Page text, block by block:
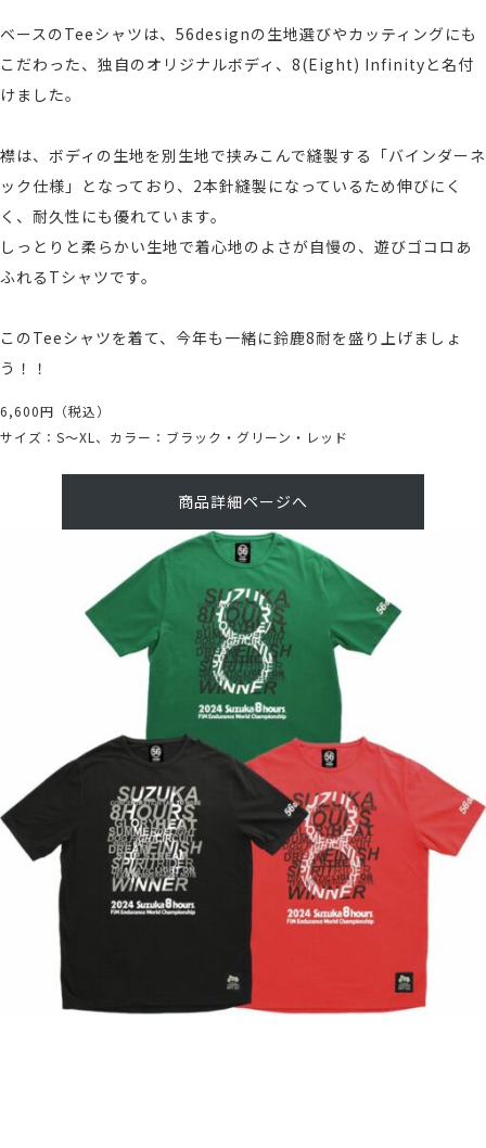
ベースのTeeシャツは、56designの生地選びやカッティングにも
こだわった、独自のオリジナルボディ、8(Eight) Infinityと名付
けました。
襟は、ボディの生地を別生地で挟みこんで縫製する「バインダーネ
ック仕様」となっており、2本針縫製になっているため伸びにく
く、耐久性にも優れています。
しっとりと柔らかい生地で着心地のよさが自慢の、遊びゴコロあ
ふれるTシャツです。
このTeeシャツを着て、今年も一緒に鈴鹿8耐を盛り上げましょ
う！！
6,600円（税込）
サイズ：S〜XL、カラー：ブラック・グリーン・レッド
商品詳細ページへ